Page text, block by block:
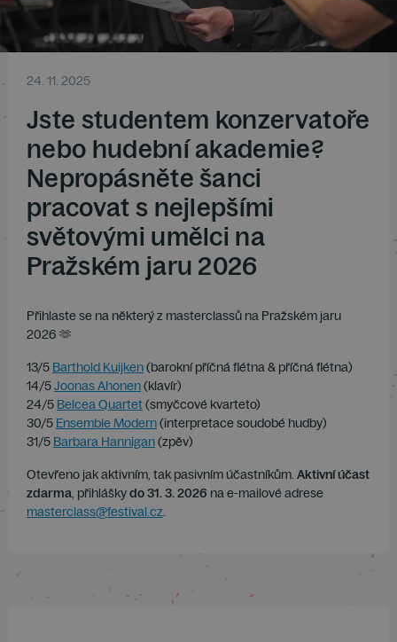
24. 11. 2025
Jste studentem konzervatoře
nebo hudební akademie?
Nepropásněte šanci
pracovat s nejlepšími
světovými umělci na
Pražském jaru 2026
Přihlaste se na některý z masterclassů na Pražském jaru
2026 🫶
13/5 Barthold Kuijken(barokní příčná flétna & příčná flétna)
14/5Joonas Ahonen(klavír)
24/5 Belcea Quartet(smyčcové kvarteto)
30/5 Ensemble Modern(interpretace soudobé hudby)
31/5 Barbara Hannigan(zpěv)
Otevřeno jak aktivním, tak pasivním účastníkům. Aktivní účast
zdarma, přihláškydo 31. 3. 2026 na e-mailové adrese
masterclass@festival.cz.